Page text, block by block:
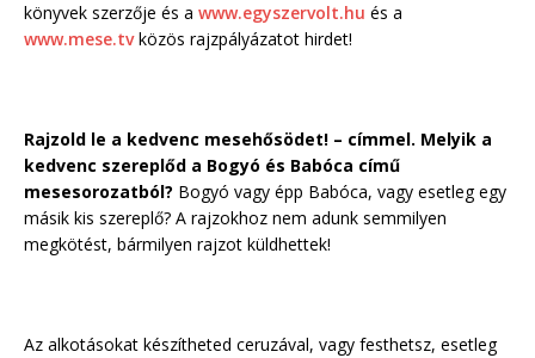
könyvek szerzője és a www.egyszervolt.hu és a
www.mese.tvközös rajzpályázatot hirdet!
Rajzold le a kedvenc mesehősödet! – címmel. Melyik a
kedvenc szereplőd a Bogyó és Babóca című
mesesorozatból? Bogyó vagy épp Babóca, vagy esetleg egy
másik kis szereplő? A rajzokhoz nem adunk semmilyen
megkötést, bármilyen rajzot küldhettek!
Az alkotásokat készítheted ceruzával, vagy festhetsz, esetleg